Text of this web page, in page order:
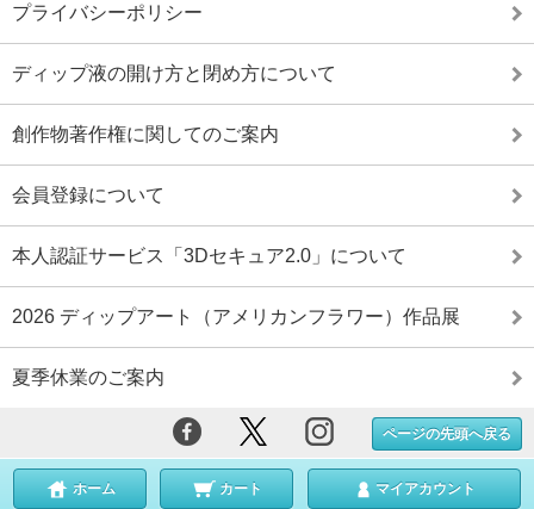
プライバシーポリシー
ディップ液の開け方と閉め方について
創作物著作権に関してのご案内
会員登録について
本人認証サービス「3Dセキュア2.0」について
2026 ディップアート（アメリカンフラワー）作品展
夏季休業のご案内
ページの先頭へ戻る
ホーム カート マイアカウント